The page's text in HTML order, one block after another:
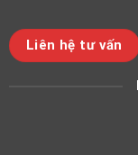
Liên hệ tư vấn